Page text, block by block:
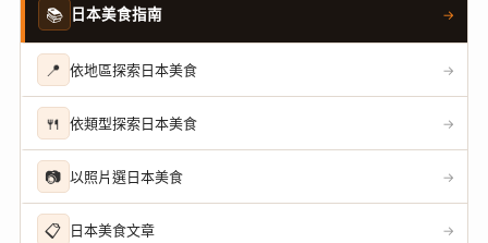
📚 日本美食指南 →
📍 依地區探索日本美食 →
🍴 依類型探索日本美食 →
📷 以照片選日本美食 →
📋 日本美食文章 →